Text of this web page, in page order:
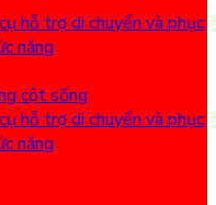
hỗ trợ di chuyển và phục
năng
cột sống
hỗ trợ di chuyển và phục
năng